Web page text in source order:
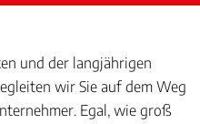
und der langjährigen
wir Sie auf dem Weg
Egal, wie groß